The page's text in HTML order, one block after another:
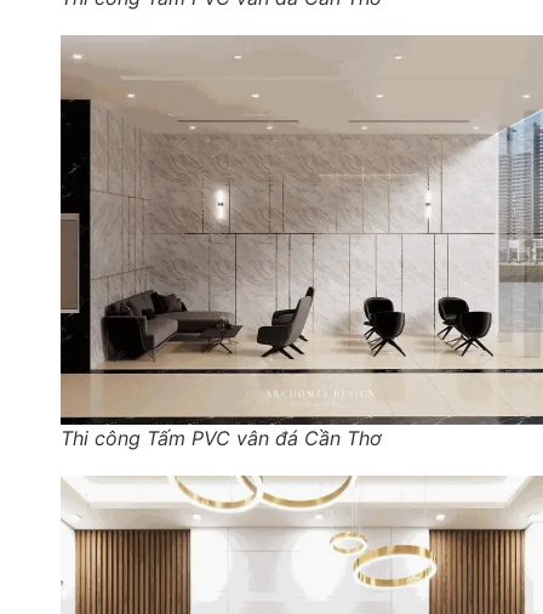
Thi công Tấm PVC vân đá Cần Thơ